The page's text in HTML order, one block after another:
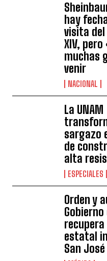
hay
visita del
XIV, pero
muchas
venir
NACIONAL
La UNAM
sargazo
de
alta
ESPECIALES
Orden y
estatal
San